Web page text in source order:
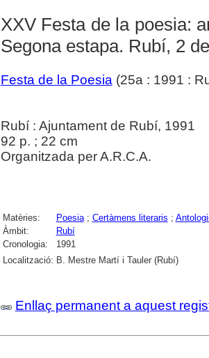
XXV Festa de la poesia:
Segona estapa. Rubí, 2
Festa de la Poesia(25a : 1991 :
Rubí : Ajuntament de Rubí, 1991
92 p. ; 22 cm
Organitzada per A.R.C.A.
Matèries: Poesia; Certàmens literaris ;
Àmbit:
Rubí
Cronologia:
1991
Localització: B. Mestre Martí i Tauler (Rubí)
Enllaç permanent a aquest